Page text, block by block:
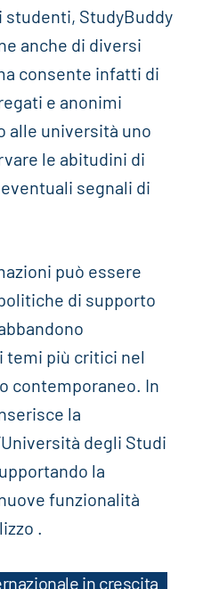
studenti, StudyBuddy
anche di diversi
consente infatti di
e anonimi
alle università uno
le abitudini di
segnali di
può essere
di supporto
temi più critici nel
contemporaneo. In
la
degli Studi
la
funzionalità
.
in crescita